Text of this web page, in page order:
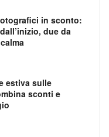
in sconto:
due da
estiva sulle
sconti e